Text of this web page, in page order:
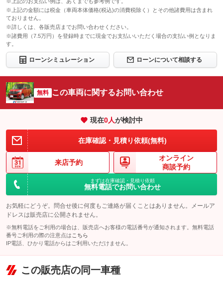
※上記の金額には税金（車両本体価格(税込)の消費税除く）とその他諸費用は含まれ
ておりません。
※詳しくは、各販売店までお問い合わせください。
※諸費用（7.5万円）を登録時までに現金でお支払いいただく場合の支払い例となりま
す。
ローンシミュレーション ローンについて相談する
無料 この車両に関するお問い合わせ
現在0人が検討中
在庫確認・見積り依頼(無料)
来店予約
オンライン
商談予約
まずは在庫確認・見積り依頼
無料電話でお問い合わせ
お気軽にどうぞ。問合せ後に何度もご連絡が届くことはありません。メールア
ドレスは販売店に公開されません。
※無料電話をご利用の場合は、販売店へお客様の電話番号が通知されます。無料電話
番号ご利用の際の注意点は こちら
IP電話、ひかり電話からはご利用いただけません。
この販売店の同一車種